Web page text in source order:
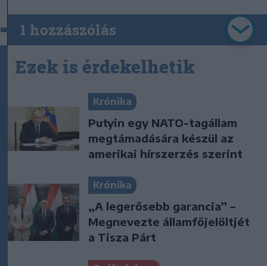
1 hozzászólás
Ezek is érdekelhetik
Krónika
Putyin egy NATO-tagállam
megtámadására készül az
amerikai hírszerzés szerint
Krónika
„A legerősebb garancia” –
Megnevezte államfőjelöltjét
a Tisza Párt